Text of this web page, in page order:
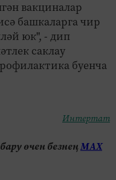
вакциналар
башкаларга чир
юк", - дип
саклау
буенча
Интертат
өчен безнеңМАХ